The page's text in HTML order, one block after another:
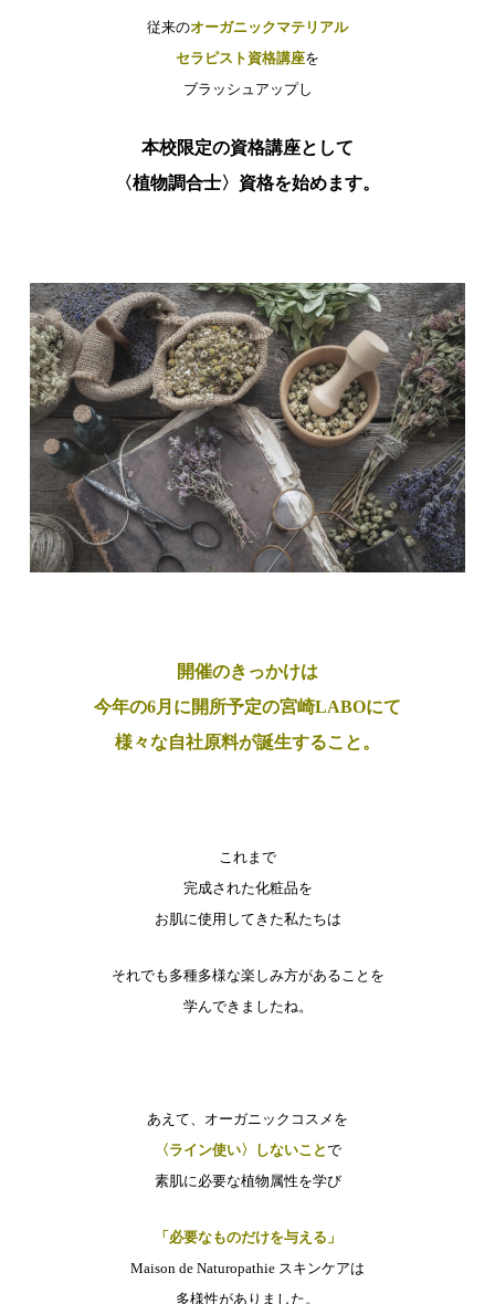
従来のオーガニックマテリアル
セラピスト資格講座を
ブラッシュアップし
本校限定の資格講座として
〈植物調合士〉資格を始めます。
開催のきっかけは
今年の6月に開所予定の宮崎LABOにて
様々な自社原料が誕生すること。
これまで
完成された化粧品を
お肌に使用してきた私たちは
それでも多種多様な楽しみ方があることを
学んできましたね。
あえて、オーガニックコスメを
〈ライン使い〉しないことで
素肌に必要な植物属性を学び
「必要なものだけを与える」
Maison de Naturopathie スキンケアは
多様性がありました。